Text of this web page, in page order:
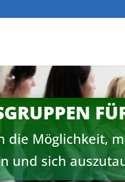
die Möglichkeit,
und sich